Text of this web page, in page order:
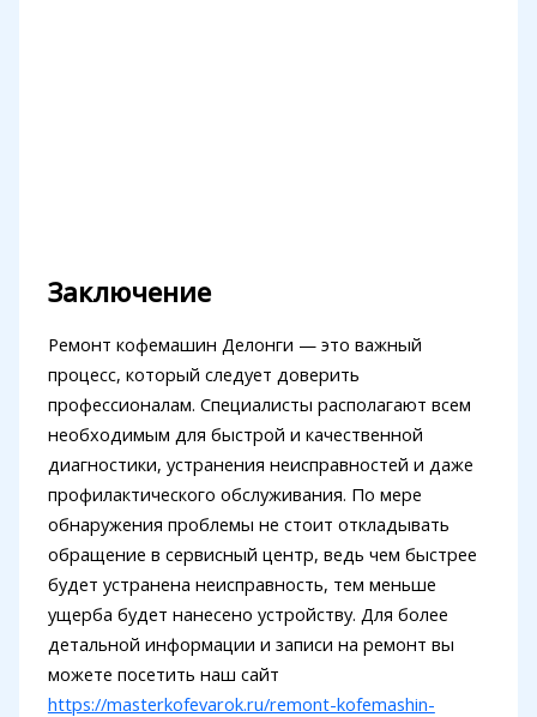
Заключение
Ремонт кофемашин Делонги — это важный
процесс, который следует доверить
профессионалам. Специалисты располагают всем
необходимым для быстрой и качественной
диагностики, устранения неисправностей и даже
профилактического обслуживания. По мере
обнаружения проблемы не стоит откладывать
обращение в сервисный центр, ведь чем быстрее
будет устранена неисправность, тем меньше
ущерба будет нанесено устройству. Для более
детальной информации и записи на ремонт вы
можете посетить наш сайт
https://masterkofevarok.ru/remont-kofemashin-